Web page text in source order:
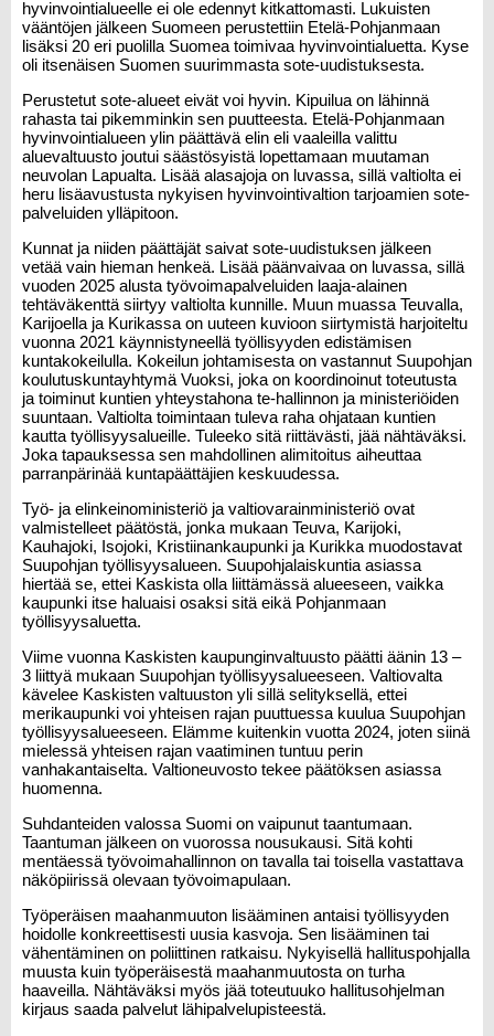
hyvinvointialueelle ei ole edennyt kitkattomasti. Lukuisten
vääntöjen jälkeen Suomeen perustettiin Etelä-Pohjanmaan
lisäksi 20 eri puolilla Suomea toimivaa hyvinvointialuetta. Kyse
oli itsenäisen Suomen suurimmasta sote-uudistuksesta.
Perustetut sote-alueet eivät voi hyvin. Kipuilua on lähinnä
rahasta tai pikemminkin sen puutteesta. Etelä-Pohjanmaan
hyvinvointialueen ylin päättävä elin eli vaaleilla valittu
aluevaltuusto joutui säästösyistä lopettamaan muutaman
neuvolan Lapualta. Lisää alasajoja on luvassa, sillä valtiolta ei
heru lisäavustusta nykyisen hyvinvointivaltion tarjoamien sote-
palveluiden ylläpitoon.
Kunnat ja niiden päättäjät saivat sote-uudistuksen jälkeen
vetää vain hieman henkeä. Lisää päänvaivaa on luvassa, sillä
vuoden 2025 alusta työvoimapalveluiden laaja-alainen
tehtäväkenttä siirtyy valtiolta kunnille. Muun muassa Teuvalla,
Karijoella ja Kurikassa on uuteen kuvioon siirtymistä harjoiteltu
vuonna 2021 käynnistyneellä työllisyyden edistämisen
kuntakokeilulla. Kokeilun johtamisesta on vastannut Suupohjan
koulutuskuntayhtymä Vuoksi, joka on koordinoinut toteutusta
ja toiminut kuntien yhteystahona te-hallinnon ja ministeriöiden
suuntaan. Valtiolta toimintaan tuleva raha ohjataan kuntien
kautta työllisyysalueille. Tuleeko sitä riittävästi, jää nähtäväksi.
Joka tapauksessa sen mahdollinen alimitoitus aiheuttaa
parranpärinää kuntapäättäjien keskuudessa.
Työ- ja elinkeinoministeriö ja valtiovarainministeriö ovat
valmistelleet päätöstä, jonka mukaan Teuva, Karijoki,
Kauhajoki, Isojoki, Kristiinankaupunki ja Kurikka muodostavat
Suupohjan työllisyysalueen. Suupohjalaiskuntia asiassa
hiertää se, ettei Kaskista olla liittämässä alueeseen, vaikka
kaupunki itse haluaisi osaksi sitä eikä Pohjanmaan
työllisyysaluetta.
Viime vuonna Kaskisten kaupunginvaltuusto päätti äänin 13 –
3 liittyä mukaan Suupohjan työllisyysalueeseen. Valtiovalta
kävelee Kaskisten valtuuston yli sillä selityksellä, ettei
merikaupunki voi yhteisen rajan puuttuessa kuulua Suupohjan
työllisyysalueeseen. Elämme kuitenkin vuotta 2024, joten siinä
mielessä yhteisen rajan vaatiminen tuntuu perin
vanhakantaiselta. Valtioneuvosto tekee päätöksen asiassa
huomenna.
Suhdanteiden valossa Suomi on vaipunut taantumaan.
Taantuman jälkeen on vuorossa nousukausi. Sitä kohti
mentäessä työvoimahallinnon on tavalla tai toisella vastattava
näköpiirissä olevaan työvoimapulaan.
Työperäisen maahanmuuton lisääminen antaisi työllisyyden
hoidolle konkreettisesti uusia kasvoja. Sen lisääminen tai
vähentäminen on poliittinen ratkaisu. Nykyisellä hallituspohjalla
muusta kuin työperäisestä maahanmuutosta on turha
haaveilla. Nähtäväksi myös jää toteutuuko hallitusohjelman
kirjaus saada palvelut lähipalvelupisteestä.